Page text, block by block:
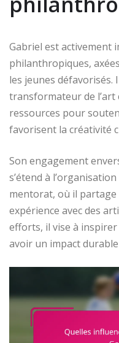
Gabriel est activement
philanthropiques,
les jeunes
transformateur de l’art
ressources pour
favorisent la créativité
Son engagement
s’étend à
mentorat, où il partage
expérience avec des
efforts, il vise à
avoir un impact